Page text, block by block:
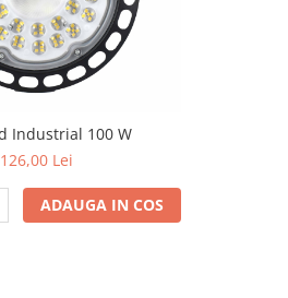
Industrial 100 W
126,00 Lei
ADAUGA IN COS